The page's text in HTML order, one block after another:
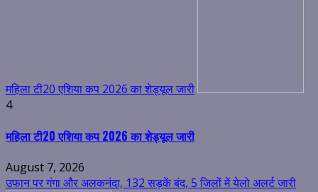
महिला टी20 एशिया कप 2026 का शेड्यूल जारी
4
महिला टी20 एशिया कप 2026 का शेड्यूल जारी
August 7, 2026
उफान पर गंगा और अलकनंदा, 132 सड़कें बंद, 5 जिलों में येलो अलर्ट जारी